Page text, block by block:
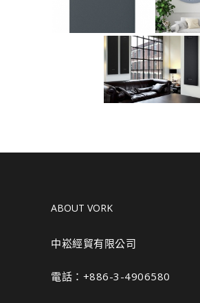
ABOUT VORK
中崧經貿有限公司
電話：+886-3-4906580